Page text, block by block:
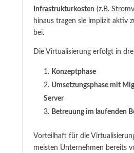
Infrastrukturkosten (z.B.
hinaus tragen sie implizit aktiv
bei.
Die Virtualisierung erfolgt in
Konzeptphase
Umsetzungsphase mit
Server
Betreuung im laufenden
Vorteilhaft für die
meisten Unternehmen bereits